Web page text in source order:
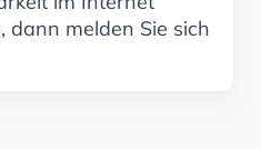
dann melden Sie sich